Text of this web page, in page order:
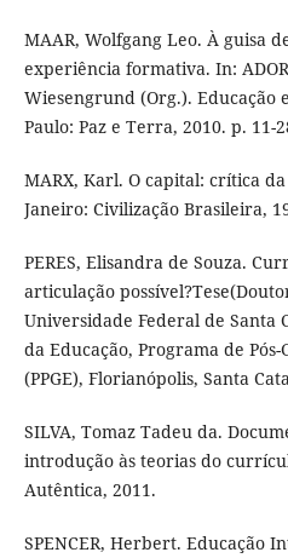
MAAR, Wolfgang Leo. À guisa
experiência formativa. In:
Wiesengrund (Org.). Educação
Paulo: Paz e Terra, 2010. p. 11-
MARX, Karl. O capital: crítica
Janeiro: Civilização Brasileira,
PERES, Elisandra de Souza.
articulação
Universidade Federal de Santa
da Educação, Programa de
(PPGE), Florianópolis, Santa
SILVA, Tomaz Tadeu da.
introdução às teorias do
Autêntica, 2011.
SPENCER, Herbert. Educação